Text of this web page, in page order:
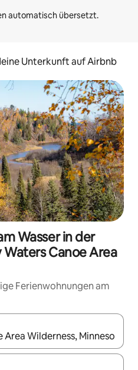
Unterkunft auf Airbnb
Wasser in der
Canoe Area
Ferienwohnungen am
sind, navigiere mit den